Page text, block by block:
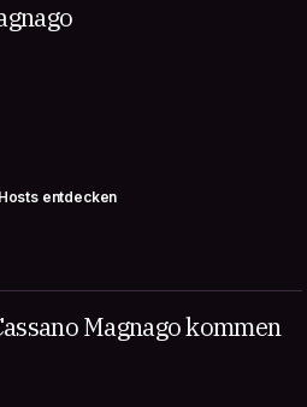
entdecken
Magnago kommen